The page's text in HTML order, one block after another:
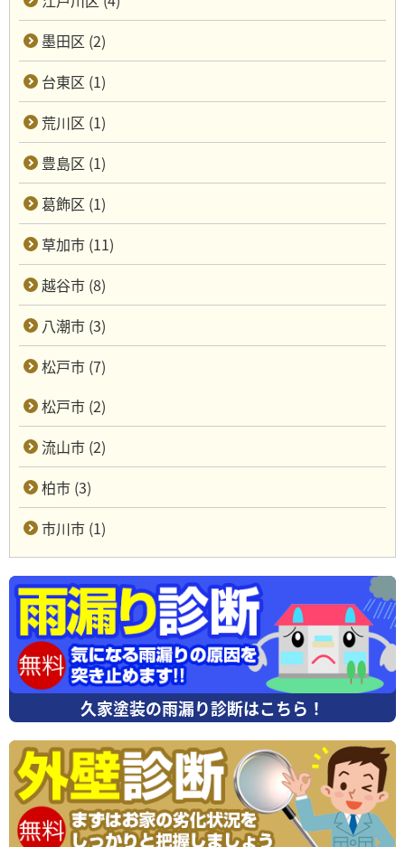
墨田区 (2)
台東区 (1)
荒川区 (1)
豊島区 (1)
葛飾区 (1)
草加市 (11)
越谷市 (8)
八潮市 (3)
松戸市 (7)
松戸市 (2)
流山市 (2)
柏市 (3)
市川市 (1)
久家塗装の雨漏り診断はこちら！